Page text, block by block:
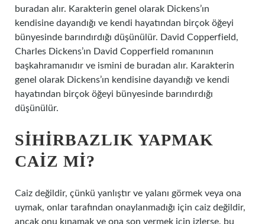
buradan alır. Karakterin genel olarak Dickens’ın
kendisine dayandığı ve kendi hayatından birçok öğeyi
bünyesinde barındırdığı düşünülür. David Copperfield,
Charles Dickens’ın David Copperfield romanının
başkahramanıdır ve ismini de buradan alır. Karakterin
genel olarak Dickens’ın kendisine dayandığı ve kendi
hayatından birçok öğeyi bünyesinde barındırdığı
düşünülür.
SIHIRBAZLIK YAPMAK
CAIZ MI?
Caiz değildir, çünkü yanlıştır ve yalanı görmek veya ona
uymak, onlar tarafından onaylanmadığı için caiz değildir,
ancak onu kınamak ve ona son vermek için izlerse, bu